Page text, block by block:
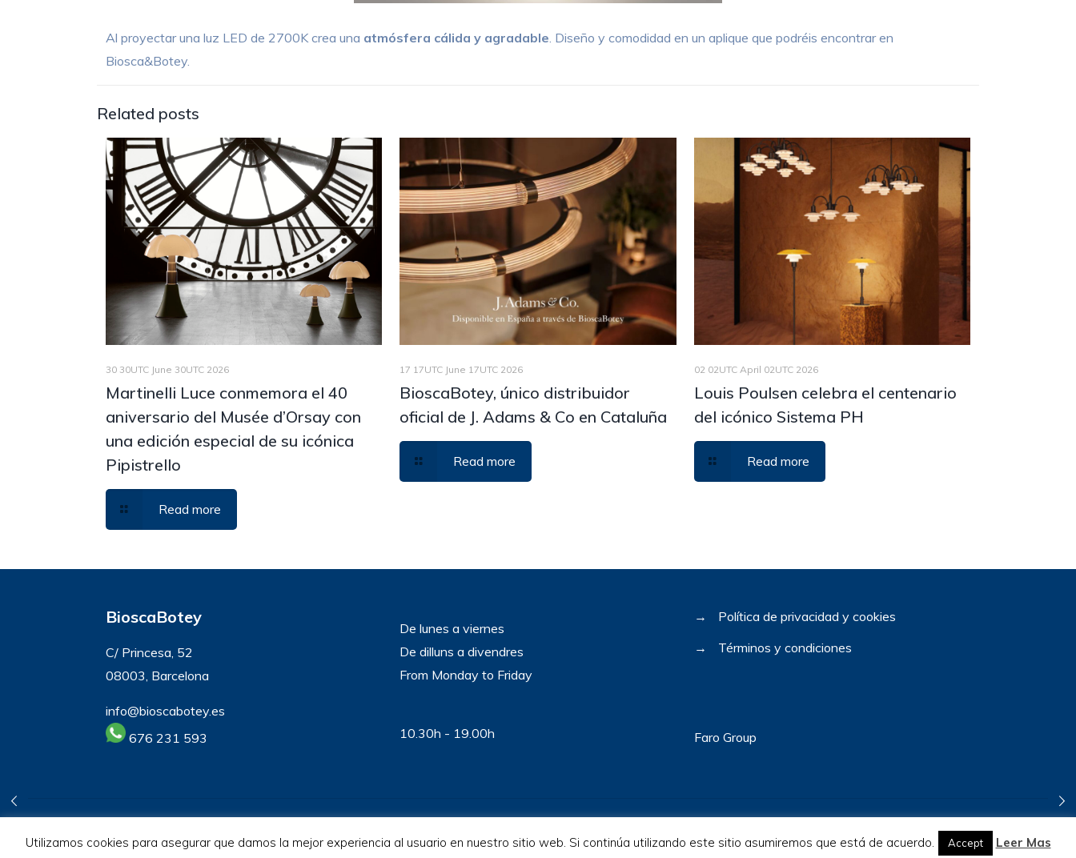
Al proyectar una luz LED de 2700K crea una atmósfera cálida y agradable. Diseño y comodidad en un aplique que podréis encontrar en
Biosca&Botey.
Related posts
30 30UTC June 30UTC 2026
Martinelli Luce conmemora el 40
aniversario del Musée d’Orsay con
una edición especial de su icónica
Pipistrello
Read more
17 17UTC June 17UTC 2026
BioscaBotey, único distribuidor
oficial de J. Adams & Co en Cataluña
Read more
02 02UTC April 02UTC 2026
Louis Poulsen celebra el centenario
del icónico Sistema PH
Read more
BioscaBotey
C/ Princesa, 52
08003, Barcelona
info@bioscabotey.es
676 231 593
De lunes a viernes
De dilluns a divendres
From Monday to Friday
10.30h - 19.00h
→
Política de privacidad y cookies
→
Términos y condiciones
Faro Group
© 2026 BioscaBotey. All Rights Reserved.
Utilizamos cookies para asegurar que damos la mejor experiencia al usuario en nuestro sitio web. Si continúa utilizando este sitio asumiremos que está de acuerdo. Accept Leer Mas